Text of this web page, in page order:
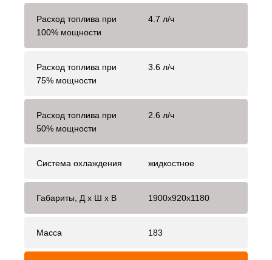
Расход топлива при
100% мощности
4.7 л/ч
Расход топлива при
75% мощности
3.6 л/ч
Расход топлива при
50% мощности
2.6 л/ч
Система охлаждения жидкостное
Габариты, Д x Ш x В 1900x920x1180
Масса 183